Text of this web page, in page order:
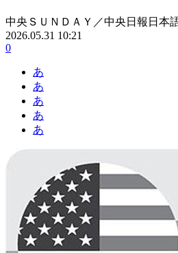
中央ＳＵＮＤＡＹ／中央日報日本
2026.05.31 10:21
0
あ
あ
あ
あ
あ